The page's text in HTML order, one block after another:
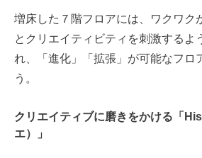
増床した７階フロアには、ワクワク
とクリエイティビティを刺激するよ
れ、「進化」「拡張」が可能なフロ
う。
クリエイティブに磨きをかける「
エ）」